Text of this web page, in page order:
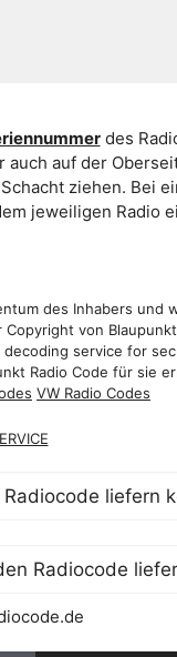
des
auf der
ziehen. Bei
jeweiligen Radio
des Inhabers und
von
service for
Radio Code für sie
VW Radio Codes